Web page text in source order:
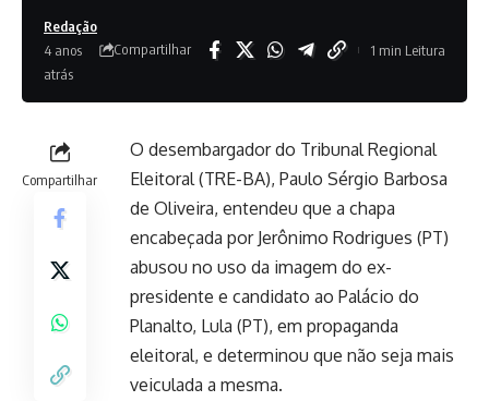
Redação
4 anos
atrás
Compartilhar 1 min Leitura
Compartilhar
O desembargador do Tribunal Regional
Eleitoral (TRE-BA), Paulo Sérgio Barbosa
de Oliveira, entendeu que a chapa
encabeçada por Jerônimo Rodrigues (PT)
abusou no uso da imagem do ex-
presidente e candidato ao Palácio do
Planalto, Lula (PT), em propaganda
eleitoral, e determinou que não seja mais
veiculada a mesma.